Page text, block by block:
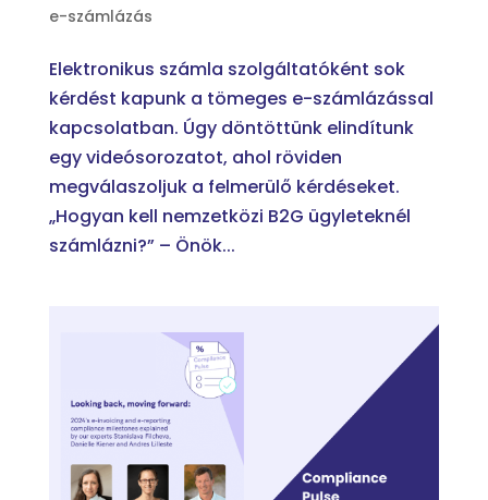
e-számlázás
Elektronikus számla szolgáltatóként sok
kérdést kapunk a tömeges e-számlázással
kapcsolatban. Úgy döntöttünk elindítunk
egy videósorozatot, ahol röviden
megválaszoljuk a felmerülő kérdéseket.
„Hogyan kell nemzetközi B2G ügyleteknél
számlázni?” – Önök...